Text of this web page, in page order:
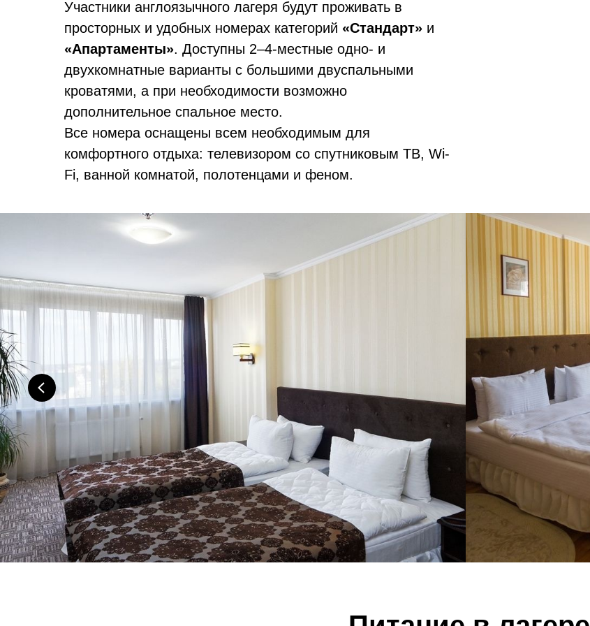
Участники англоязычного лагеря будут проживать в
просторных и удобных номерах категорий «Стандарт» и
«Апартаменты». Доступны 2–4-местные одно- и
двухкомнатные варианты с большими двуспальными
кроватями, а при необходимости возможно
дополнительное спальное место.
Все номера оснащены всем необходимым для
комфортного отдыха: телевизором со спутниковым ТВ, Wi-
Fi, ванной комнатой, полотенцами и феном.